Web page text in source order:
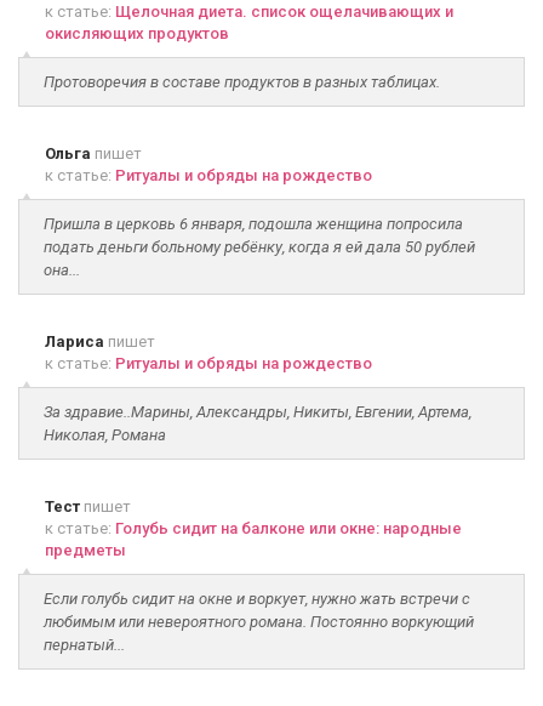
к статье: Щелочная диета. список ощелачивающих и
окисляющих продуктов
Протоворечия в составе продуктов в разных таблицах.
Ольга пишет
к статье: Ритуалы и обряды на рождество
Пришла в церковь 6 января, подошла женщина попросила
подать деньги больному ребёнку, когда я ей дала 50 рублей
она...
Лариса пишет
к статье: Ритуалы и обряды на рождество
За здравие..Марины, Александры, Никиты, Евгении, Артема,
Николая, Романа
Тест пишет
к статье: Голубь сидит на балконе или окне: народные
предметы
Если голубь сидит на окне и воркует, нужно жать встречи с
любимым или невероятного романа. Постоянно воркующий
пернатый...